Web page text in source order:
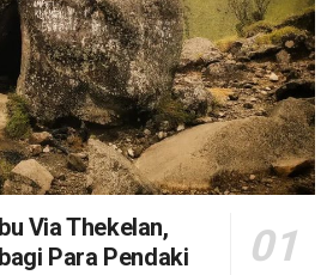
Via Thekelan,
Para Pendaki